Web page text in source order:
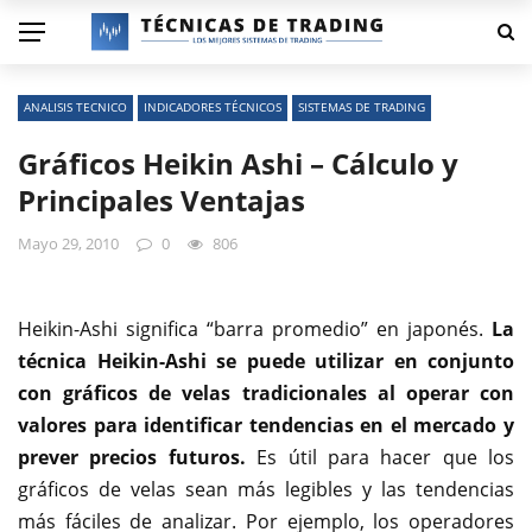
ANALISIS TECNICO INDICADORES TÉCNICOS SISTEMAS DE TRADING
Gráficos Heikin Ashi – Cálculo y
Principales Ventajas
Mayo 29, 2010 0 806
Heikin-Ashi significa “barra promedio” en japonés. La
técnica Heikin-Ashi se puede utilizar en conjunto
con gráficos de velas tradicionales al operar con
valores para identificar tendencias en el mercado y
prever precios futuros. Es útil para hacer que los
gráficos de velas sean más legibles y las tendencias
más fáciles de analizar. Por ejemplo, los operadores